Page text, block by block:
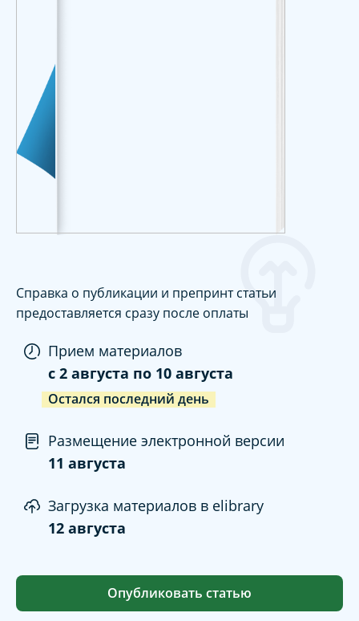
Справка о публикации и препринт статьи
предоставляется сразу после оплаты
Прием материалов
c 2 августа по 10 августа
Остался последний день
Размещение электронной версии
11 августа
Загрузка материалов в elibrary
12 августа
Опубликовать статью